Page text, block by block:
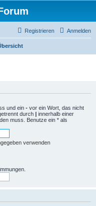
Anmelden
Registrieren
und ein - vor ein Wort, das nicht
durch | innerhalb einer
muss. Benutze ein * als
verwenden